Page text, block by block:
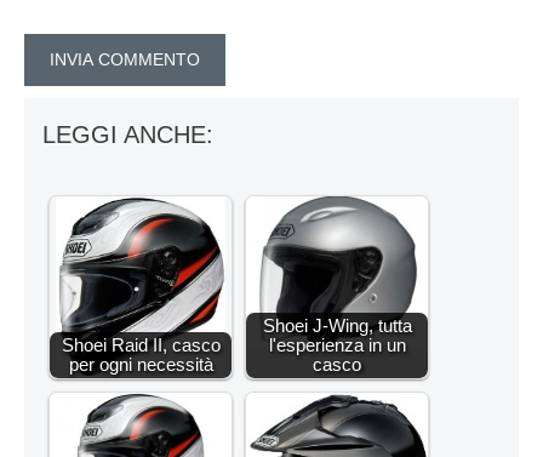
LEGGI ANCHE:
Shoei Raid II, casco
per ogni necessità
Shoei J-Wing, tutta
l'esperienza in un
casco